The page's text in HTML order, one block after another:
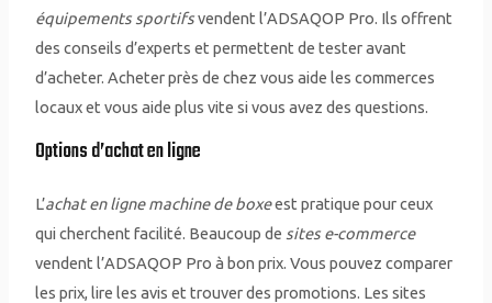
équipements sportifsvendent l’ADSAQOP Pro. Ils offrent
des conseils d’experts et permettent de tester avant
d’acheter. Acheter près de chez vous aide les commerces
locaux et vous aide plus vite si vous avez des questions.
Options d’achat en ligne
L’achat en ligne machine de boxeest pratique pour ceux
qui cherchent facilité. Beaucoup de sites e-commerce
vendent l’ADSAQOP Pro à bon prix. Vous pouvez comparer
les prix, lire les avis et trouver des promotions. Les sites